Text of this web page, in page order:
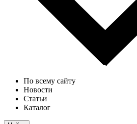
По всему сайту
Новости
Статьи
Каталог